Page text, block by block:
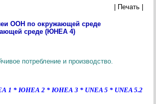
| Печать |
ООН по окружающей среде
среде (ЮНЕА 4)
потребление и производство.
1 * ЮНЕА 2* ЮНЕА 3 * UNEA 5 * UNEA 5.2